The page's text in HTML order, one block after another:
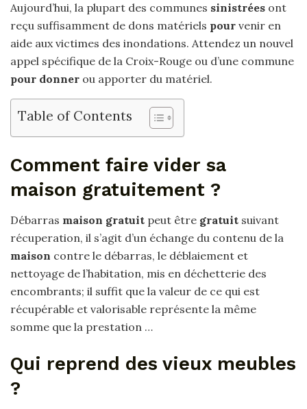
Aujourd’hui, la plupart des communes sinistrées ont
reçu suffisamment de dons matériels pour venir en
aide aux victimes des inondations. Attendez un nouvel
appel spécifique de la Croix-Rouge ou d’une commune
pour donner ou apporter du matériel.
Table of Contents
Comment faire vider sa
maison gratuitement ?
Débarras maison gratuit peut être gratuit suivant
récuperation, il s’agit d’un échange du contenu de la
maison contre le débarras, le déblaiement et
nettoyage de l’habitation, mis en déchetterie des
encombrants; il suffit que la valeur de ce qui est
récupérable et valorisable représente la même
somme que la prestation …
Qui reprend des vieux meubles
?